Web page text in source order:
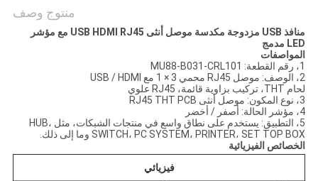
منتوج وصف
منافذ USB مزدوجة مكدسة موصل أنثى USB HDMI RJ45 مع مؤشر
LED مدمج
المواصفات
1، رقم القطعة: MU88-B031-CRL101
2، الوصف: موصل RJ45 محمي 3 × 1 مع USB / HDMI
لحام THT، تركيب بزاوية قائمة، RJ45 علوي
3، نوع المكون: موصل أنثى RJ45 THT PCB
4، مؤشر الحالة: أصفر / أخضر
5، التطبيق: يستخدم على نطاق واسع في منتجات الشبكات، مثل HUB،
SWITCH، PC SYSTEM، PRINTER، SET TOP BOX وما إلى ذلك.
الخصائص الفيزيائية
فيزيائي